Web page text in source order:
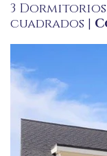
3 Dormitorios |
cuadrados |